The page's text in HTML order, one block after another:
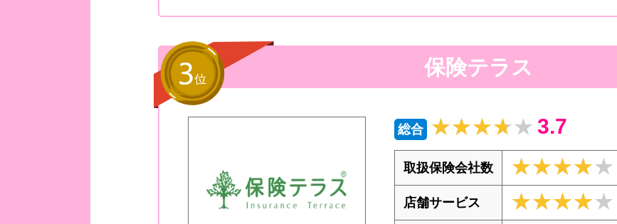
保険テラス
総合 ★★★★★
★★★★★ 3.7
取扱保険会社数 ★★★★★
★★★★★
店舗サービス ★★★★★
★★★★★